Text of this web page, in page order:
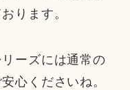
ります。
ーズには通常の
心くださいね。